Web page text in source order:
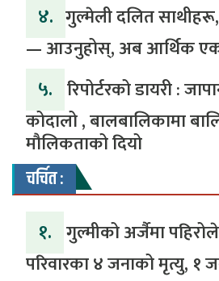
४. ​गुल्मेली दलित
— आउनुहोस्, अब आर्थिक
५. रिपोर्टरको डायरी :
कोदालो , बालबालिकामा
मौलिकताको दियो
चर्चित :
१. गुल्मीको अर्जैमा
परिवारका ४ जनाको मृत्यु, १